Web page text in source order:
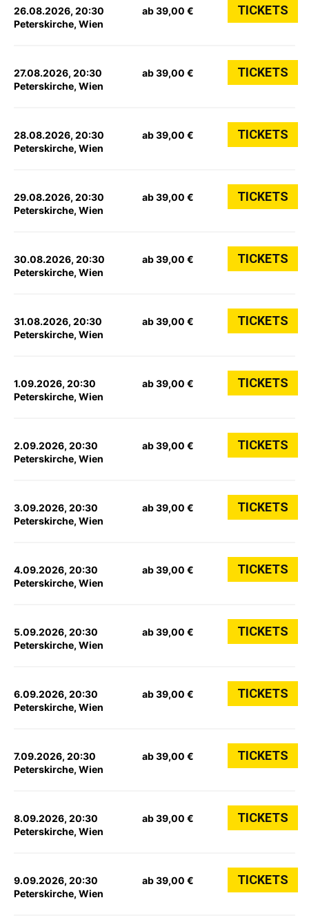
26.08.2026, 20:30
Peterskirche, Wien
ab 39,00 € TICKETS
27.08.2026, 20:30
Peterskirche, Wien
ab 39,00 € TICKETS
28.08.2026, 20:30
Peterskirche, Wien
ab 39,00 € TICKETS
29.08.2026, 20:30
Peterskirche, Wien
ab 39,00 € TICKETS
30.08.2026, 20:30
Peterskirche, Wien
ab 39,00 € TICKETS
31.08.2026, 20:30
Peterskirche, Wien
ab 39,00 € TICKETS
1.09.2026, 20:30
Peterskirche, Wien
ab 39,00 € TICKETS
2.09.2026, 20:30
Peterskirche, Wien
ab 39,00 € TICKETS
3.09.2026, 20:30
Peterskirche, Wien
ab 39,00 € TICKETS
4.09.2026, 20:30
Peterskirche, Wien
ab 39,00 € TICKETS
5.09.2026, 20:30
Peterskirche, Wien
ab 39,00 € TICKETS
6.09.2026, 20:30
Peterskirche, Wien
ab 39,00 € TICKETS
7.09.2026, 20:30
Peterskirche, Wien
ab 39,00 € TICKETS
8.09.2026, 20:30
Peterskirche, Wien
ab 39,00 € TICKETS
9.09.2026, 20:30
Peterskirche, Wien
ab 39,00 € TICKETS